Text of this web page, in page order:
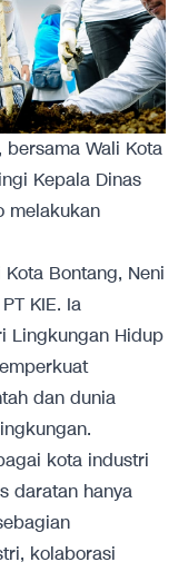
bersama Wali Kota
Kepala Dinas
melakukan
Bontang, Neni
KIE. Ia
Lingkungan Hidup
dan dunia
kota industri
daratan hanya
kolaborasi